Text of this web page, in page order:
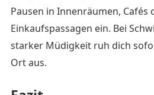
Pausen in Innenräumen,
Einkaufspassagen ein. Bei
starker Müdigkeit ruh dich
Ort aus.